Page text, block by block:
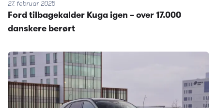
27. februar 2025
Ford tilbagekalder Kuga igen – over 17.000
danskere berørt